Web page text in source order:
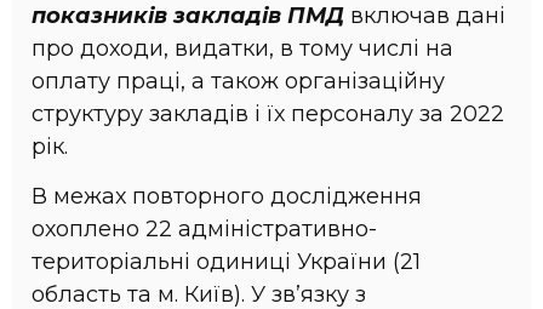
показників закладів ПМД включав дані
про доходи, видатки, в тому числі на
оплату праці, а також організаційну
структуру закладів і їх персоналу за 2022
рік.
В межах повторного дослідження
охоплено 22 адміністративно-
територіальні одиниці України (21
область та м. Київ). У зв’язку з